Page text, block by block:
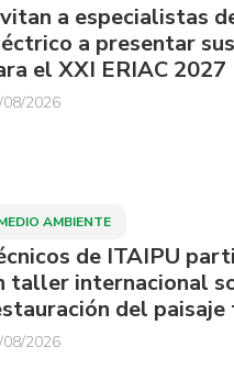
a especialistas
a presentar
el XXI ERIAC 2027
08/2026
AMBIENTE
de ITAIPU
taller internacional
del
08/2026